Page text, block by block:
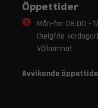
Öppettider
Mån-fre 08.00 -
(helgfria vardagar)
Välkomna!
Avvikande